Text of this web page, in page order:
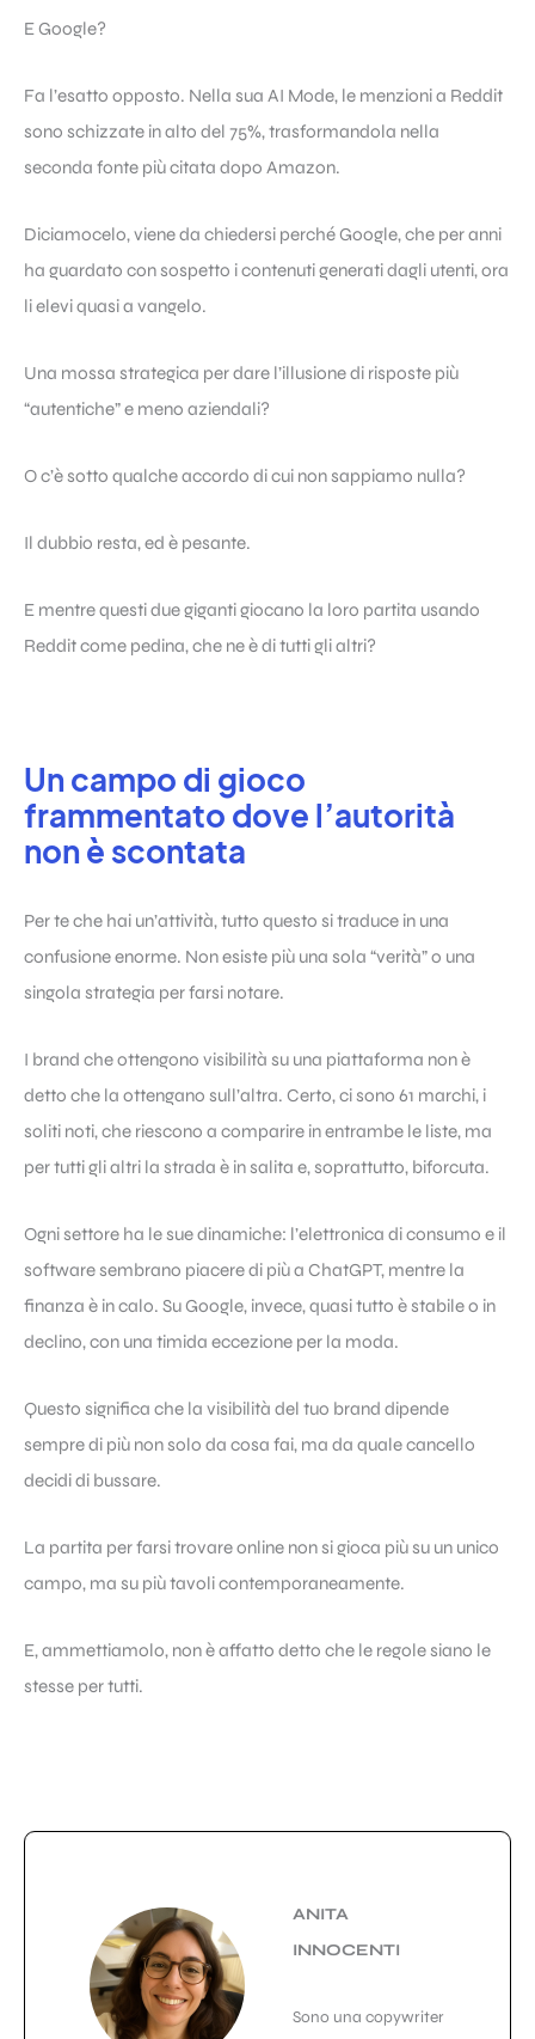
E Google?
Fa l’esatto opposto. Nella sua AI Mode, le menzioni a Reddit
sono schizzate in alto del 75%, trasformandola nella
seconda fonte più citata dopo Amazon.
Diciamocelo, viene da chiedersi perché Google, che per anni
ha guardato con sospetto i contenuti generati dagli utenti, ora
li elevi quasi a vangelo.
Una mossa strategica per dare l’illusione di risposte più
“autentiche” e meno aziendali?
O c’è sotto qualche accordo di cui non sappiamo nulla?
Il dubbio resta, ed è pesante.
E mentre questi due giganti giocano la loro partita usando
Reddit come pedina, che ne è di tutti gli altri?
Un campo di gioco
frammentato dove l’autorità
non è scontata
Per te che hai un’attività, tutto questo si traduce in una
confusione enorme. Non esiste più una sola “verità” o una
singola strategia per farsi notare.
I brand che ottengono visibilità su una piattaforma non è
detto che la ottengano sull’altra. Certo, ci sono 61 marchi, i
soliti noti, che riescono a comparire in entrambe le liste, ma
per tutti gli altri la strada è in salita e, soprattutto, biforcuta.
Ogni settore ha le sue dinamiche: l’elettronica di consumo e il
software sembrano piacere di più a ChatGPT, mentre la
finanza è in calo. Su Google, invece, quasi tutto è stabile o in
declino, con una timida eccezione per la moda.
Questo significa che la visibilità del tuo brand dipende
sempre di più non solo da cosa fai, ma da quale cancello
decidi di bussare.
La partita per farsi trovare online non si gioca più su un unico
campo, ma su più tavoli contemporaneamente.
E, ammettiamolo, non è affatto detto che le regole siano le
stesse per tutti.
ANITA
INNOCENTI
Sono una copywriter